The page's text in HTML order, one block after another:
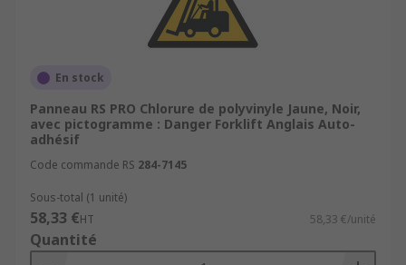
En stock
Panneau RS PRO Chlorure de polyvinyle Jaune, Noir,
avec pictogramme : Danger Forklift Anglais Auto-
adhésif
Code commande RS 284-7145
Sous-total (1 unité)
58,33 €HT 58,33 €/unité
Quantité